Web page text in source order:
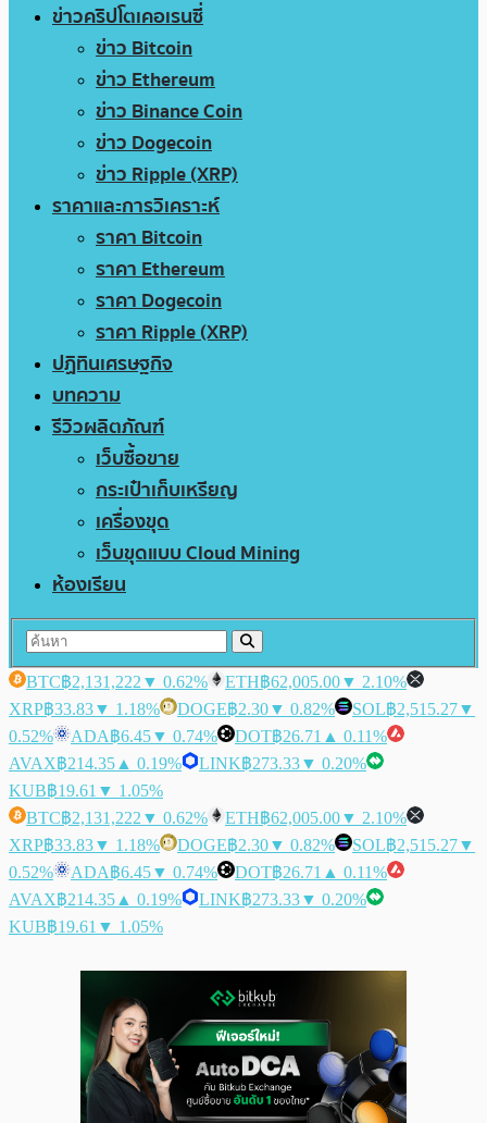
ข่าวคริปโตเคอเรนซี่
ข่าว Bitcoin
ข่าว Ethereum
ข่าว Binance Coin
ข่าว Dogecoin
ข่าว Ripple (XRP)
ราคาและการวิเคราะห์
ราคา Bitcoin
ราคา Ethereum
ราคา Dogecoin
ราคา Ripple (XRP)
ปฏิทินเศรษฐกิจ
บทความ
รีวิวผลิตภัณฑ์
เว็บซื้อขาย
กระเป๋าเก็บเหรียญ
เครื่องขุด
เว็บขุดแบบ Cloud Mining
ห้องเรียน
BTC฿2,131,222 ▼ 0.62% ETH฿62,005.00▼ 2.10%
XRP฿33.83▼ 1.18% DOGE฿2.30▼ 0.82% SOL฿2,515.27▼
0.52%
ADA฿6.45▼ 0.74% DOT฿26.71 ▲ 0.11%
AVAX฿214.35 ▲ 0.19% LINK฿273.33▼ 0.20%
KUB฿19.61 ▼ 1.05%
BTC฿2,131,222 ▼ 0.62% ETH฿62,005.00▼ 2.10%
XRP฿33.83▼ 1.18% DOGE฿2.30▼ 0.82% SOL฿2,515.27▼
0.52%
ADA฿6.45▼ 0.74% DOT฿26.71 ▲ 0.11%
AVAX฿214.35 ▲ 0.19% LINK฿273.33▼ 0.20%
KUB฿19.61 ▼ 1.05%